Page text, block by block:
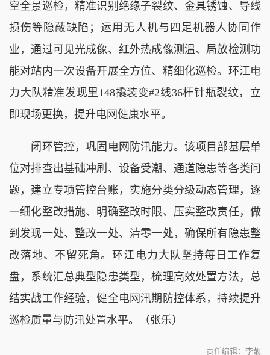
空全景巡检，精准识别绝缘子裂纹、金具锈蚀、导线
损伤等隐蔽缺陷；运用无人机与四足机器人协同作
业，通过可见光成像、红外热成像测温、局放检测功
能对站内一次设备开展全方位、精细化巡检。环江电
力大队精准发现里148撬装变#2线36杆针瓶裂纹，立
即现场更换，提升电网健康水平。
闭环管控，巩固电网防汛能力。该项目部基层单
位对排查出基础冲刷、设备受潮、通道隐患等各类问
题，建立专项管控台账，实施分类分级动态管理，逐
一细化整改措施、明确整改时限、压实整改责任，做
到发现一处、整改一处、清零一处，确保所有隐患整
改落地、不留死角。环江电力大队坚持每日工作复
盘，系统汇总典型隐患类型，梳理高效处置方法，总
结实战工作经验，健全电网汛期防控体系，持续提升
巡检质量与防汛处置水平。（张乐）
责任编辑：李靓